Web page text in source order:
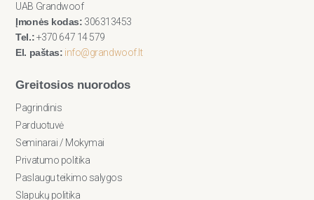
UAB Grandwoof
Įmonės kodas: 306313453
Tel.:+370 647 14 579
El. paštas: info@grandwoof.lt
Greitosios nuorodos
Pagrindinis
Parduotuvė
Seminarai / Mokymai
Privatumo politika
Paslaugu teikimo salygos
Slapukų politika